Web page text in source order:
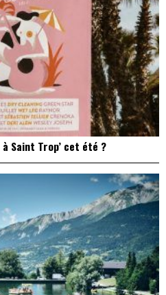
Saint Trop’ cet été ?